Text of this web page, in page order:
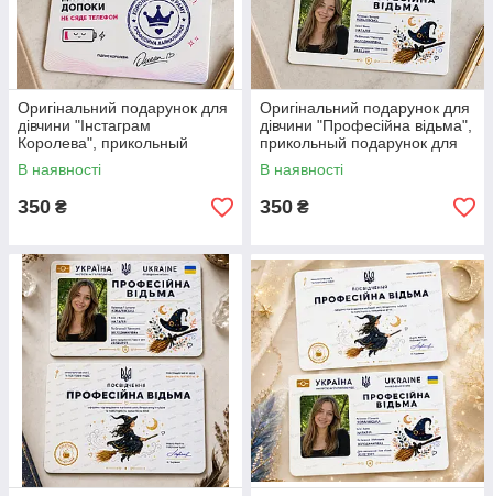
Оригінальний подарунок для
дівчини "Інстаграм
Королева", прикольный
подарунок для
подруги,дружини або колеги.
В наявності
350 ₴
Оригінальний подарунок для
дівчини "Професійна відьма",
прикольный подарунок для
подруги,дружини або колеги.
В наявності
350 ₴